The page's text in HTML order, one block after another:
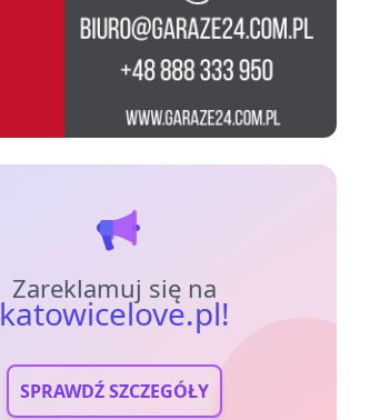
Zareklamuj się na
katowicelove.pl!
SPRAWDŹ SZCZEGÓŁY